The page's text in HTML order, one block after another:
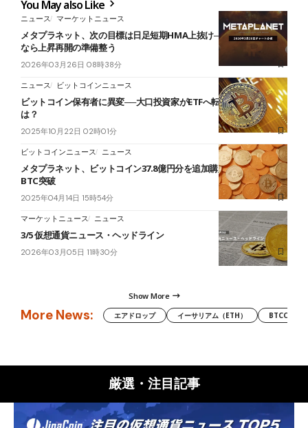
You May also Like
ニュース マーケットニュース
メタプラネット、次の目標は日足短期HMA上抜け──中期下落圧減少
なら上昇再開の準備整う
2026年03月26日 08時38分
ニュース ビットコインニュース
ビットコイン保有者に異変──大口投資家がETFへ転換を急ぐ理由と
は？
2025年10月22日 02時01分
ビットコインニュース ニュース
メタプラネット、ビットコイン37.8億円分を追加購入──総保有4,500
BTC突破
2025年04月14日 15時54分
マーケットニュース ニュース
3/5 仮想通貨ニュース・ヘッドライン
2026年03月05日 11時30分
Show More
More News: エアドロップ イーサリアム（ETH） BTCC
厳選・注目記事